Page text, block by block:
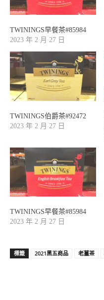
TWININGS早餐茶#85984
2023 年 2 月 27 日
TWININGS伯爵茶#92472
2023 年 2 月 27 日
TWININGS早餐茶#85984
2023 年 2 月 27 日
標籤 2021黑五商品 老薑茶